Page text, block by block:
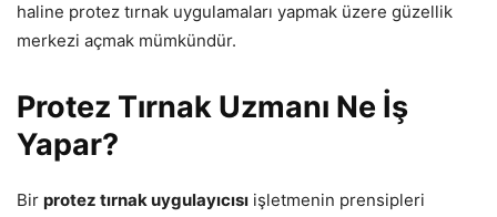
haline protez tırnak uygulamaları yapmak üzere güzellik
merkezi açmak mümkündür.
Protez Tırnak Uzmanı Ne İş
Yapar?
Bir protez tırnak uygulayıcısı işletmenin prensipleri